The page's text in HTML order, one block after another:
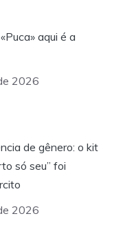
aqui é a
2026
de gênero: o kit
só seu” foi
2026